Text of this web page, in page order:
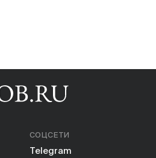
СОЦСЕТИ
Telegram